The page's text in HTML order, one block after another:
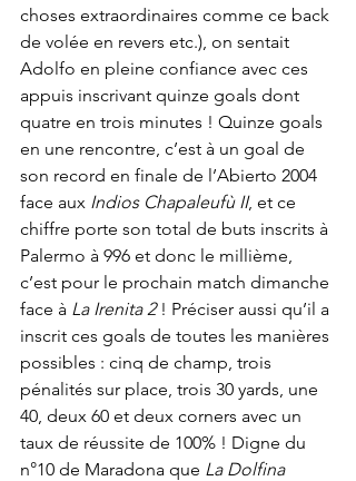
choses extraordinaires comme ce back
de volée en revers etc.), on sentait
Adolfo en pleine confiance avec ces
appuis inscrivant quinze goals dont
quatre en trois minutes ! Quinze goals
en une rencontre, c’est à un goal de
son record en finale de l’Abierto 2004
face aux Indios Chapaleufù II, et ce
chiffre porte son total de buts inscrits à
Palermo à 996 et donc le millième,
c’est pour le prochain match dimanche
face à La Irenita 2 ! Préciser aussi qu’il a
inscrit ces goals de toutes les manières
possibles : cinq de champ, trois
pénalités sur place, trois 30 yards, une
40, deux 60 et deux corners avec un
taux de réussite de 100% ! Digne du
n°10 de Maradona que La Dolfina